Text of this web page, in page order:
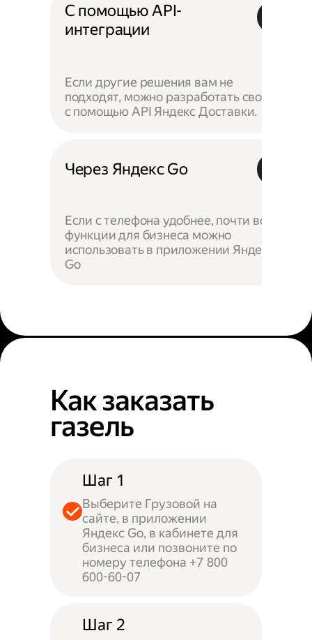
С помощью API-
интеграции
Если другие решения вам не
подходят, можно разработать своё —
с помощью API Яндекс Доставки.
Через Яндекс Go
Если с телефона удобнее, почти все
функции для бизнеса можно
использовать в приложении Яндекс
Go
Как заказать
газель
Шаг 1
Выберите Грузовой на
сайте, в приложении
Яндекс Go, в кабинете для
бизнеса или позвоните по
номеру телефона +7 800
600-60-07
Шаг 2